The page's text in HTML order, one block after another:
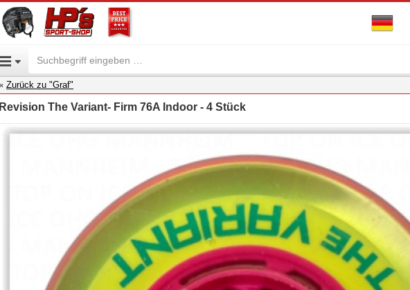
Zurück zu "Graf"
Revision The Variant- Firm 76A Indoor - 4 Stück